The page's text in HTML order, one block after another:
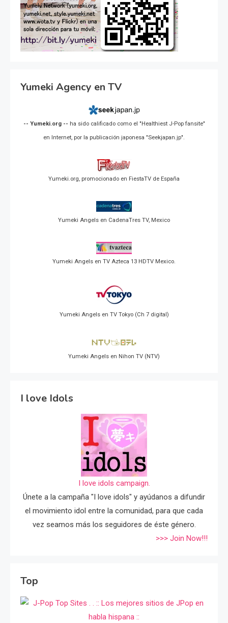
Yumeki Agency en TV
-- Yumeki.org -- ha sido calificado como el "Healthiest J-Pop fansite"
en Internet, por la publicación japonesa "Seekjapan.jp".
Yumeki.org, promocionado en FiestaTV de España
Yumeki Angels en CadenaTres TV, Mexico
Yumeki Angels en TV Azteca 13 HDTV Mexico.
Yumeki Angels en TV Tokyo (Ch 7 digital)
Yumeki Angels en Nihon TV (NTV)
I love Idols
I love idols campaign.
Únete a la campaña "I love idols" y ayúdanos a difundir
el movimiento idol entre la comunidad, para que cada
vez seamos más los seguidores de éste género.
>>> Join Now!!!
Top